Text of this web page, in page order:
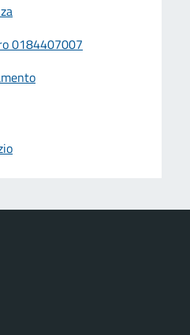
0184407007